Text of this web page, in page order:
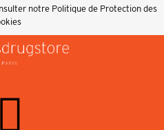
notre Politique de Protection des